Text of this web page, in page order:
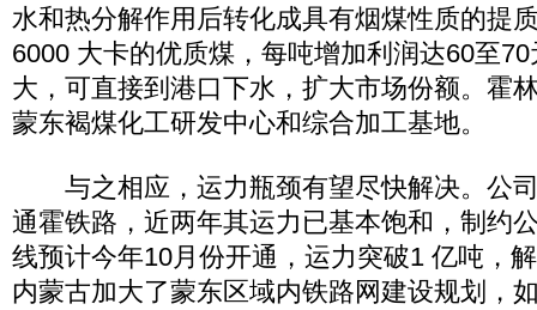
水和热分解作用后转化成具有烟煤性质的提
6000 大卡的优质煤，每吨增加利润达60至
大，可直接到港口下水，扩大市场份额。霍
蒙东褐煤化工研发中心和综合加工基地。
与之相应，运力瓶颈有望尽快解决。公
通霍铁路，近两年其运力已基本饱和，制约
线预计今年10月份开通，运力突破1 亿吨，
内蒙古加大了蒙东区域内铁路网建设规划，